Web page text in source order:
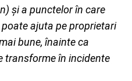
și a punctelor în care
ajuta pe proprietari
bune, înainte ca
transforme în incidente